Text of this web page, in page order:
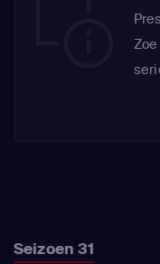
Seizoen 31